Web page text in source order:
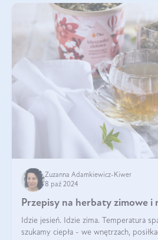
Zuzanna Adamkiewicz-Kiwer
8 paź 2024
Przepisy na herbaty zimowe i
Idzie jesień. Idzie zima. Temperatura
szukamy ciepła - we wnętrzach,